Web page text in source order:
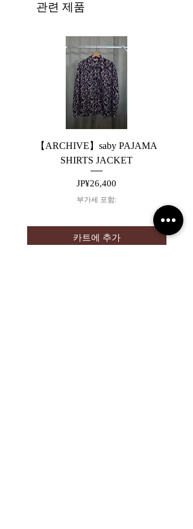
관련 제품
【ARCHIVE】saby PAJAMA
SHIRTS JACKET
가격
JP¥26,400
부가세 포함:
카트에 추가